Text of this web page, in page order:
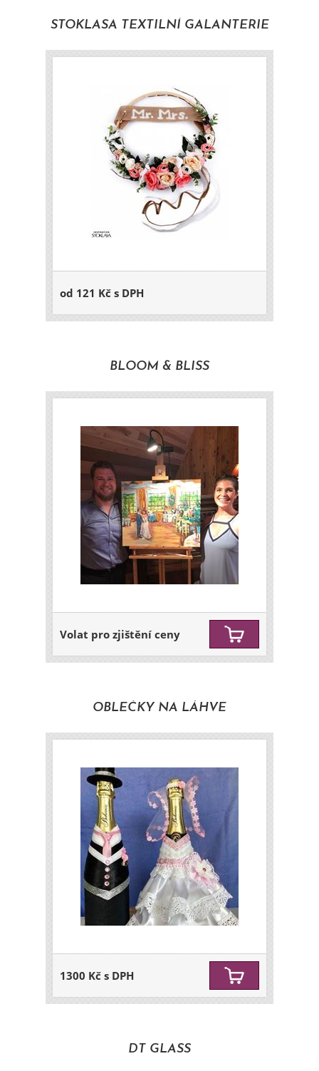
STOKLASA TEXTILNÍ GALANTERIE
od 121 Kč s DPH
BLOOM & BLISS
Volat pro zjištění ceny
OBLEČKY NA LÁHVE
1300 Kč s DPH
DT GLASS